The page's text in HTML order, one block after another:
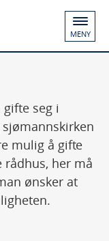
MENY
seg i
mulig å gifte
rådhus, her må
ønsker at